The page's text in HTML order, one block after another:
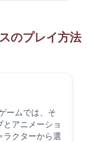
のプレイ方法
ームでは、そ
アニメーショ
ラクターから選